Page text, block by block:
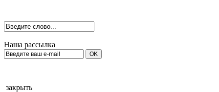
Наша рассылка
закрыть